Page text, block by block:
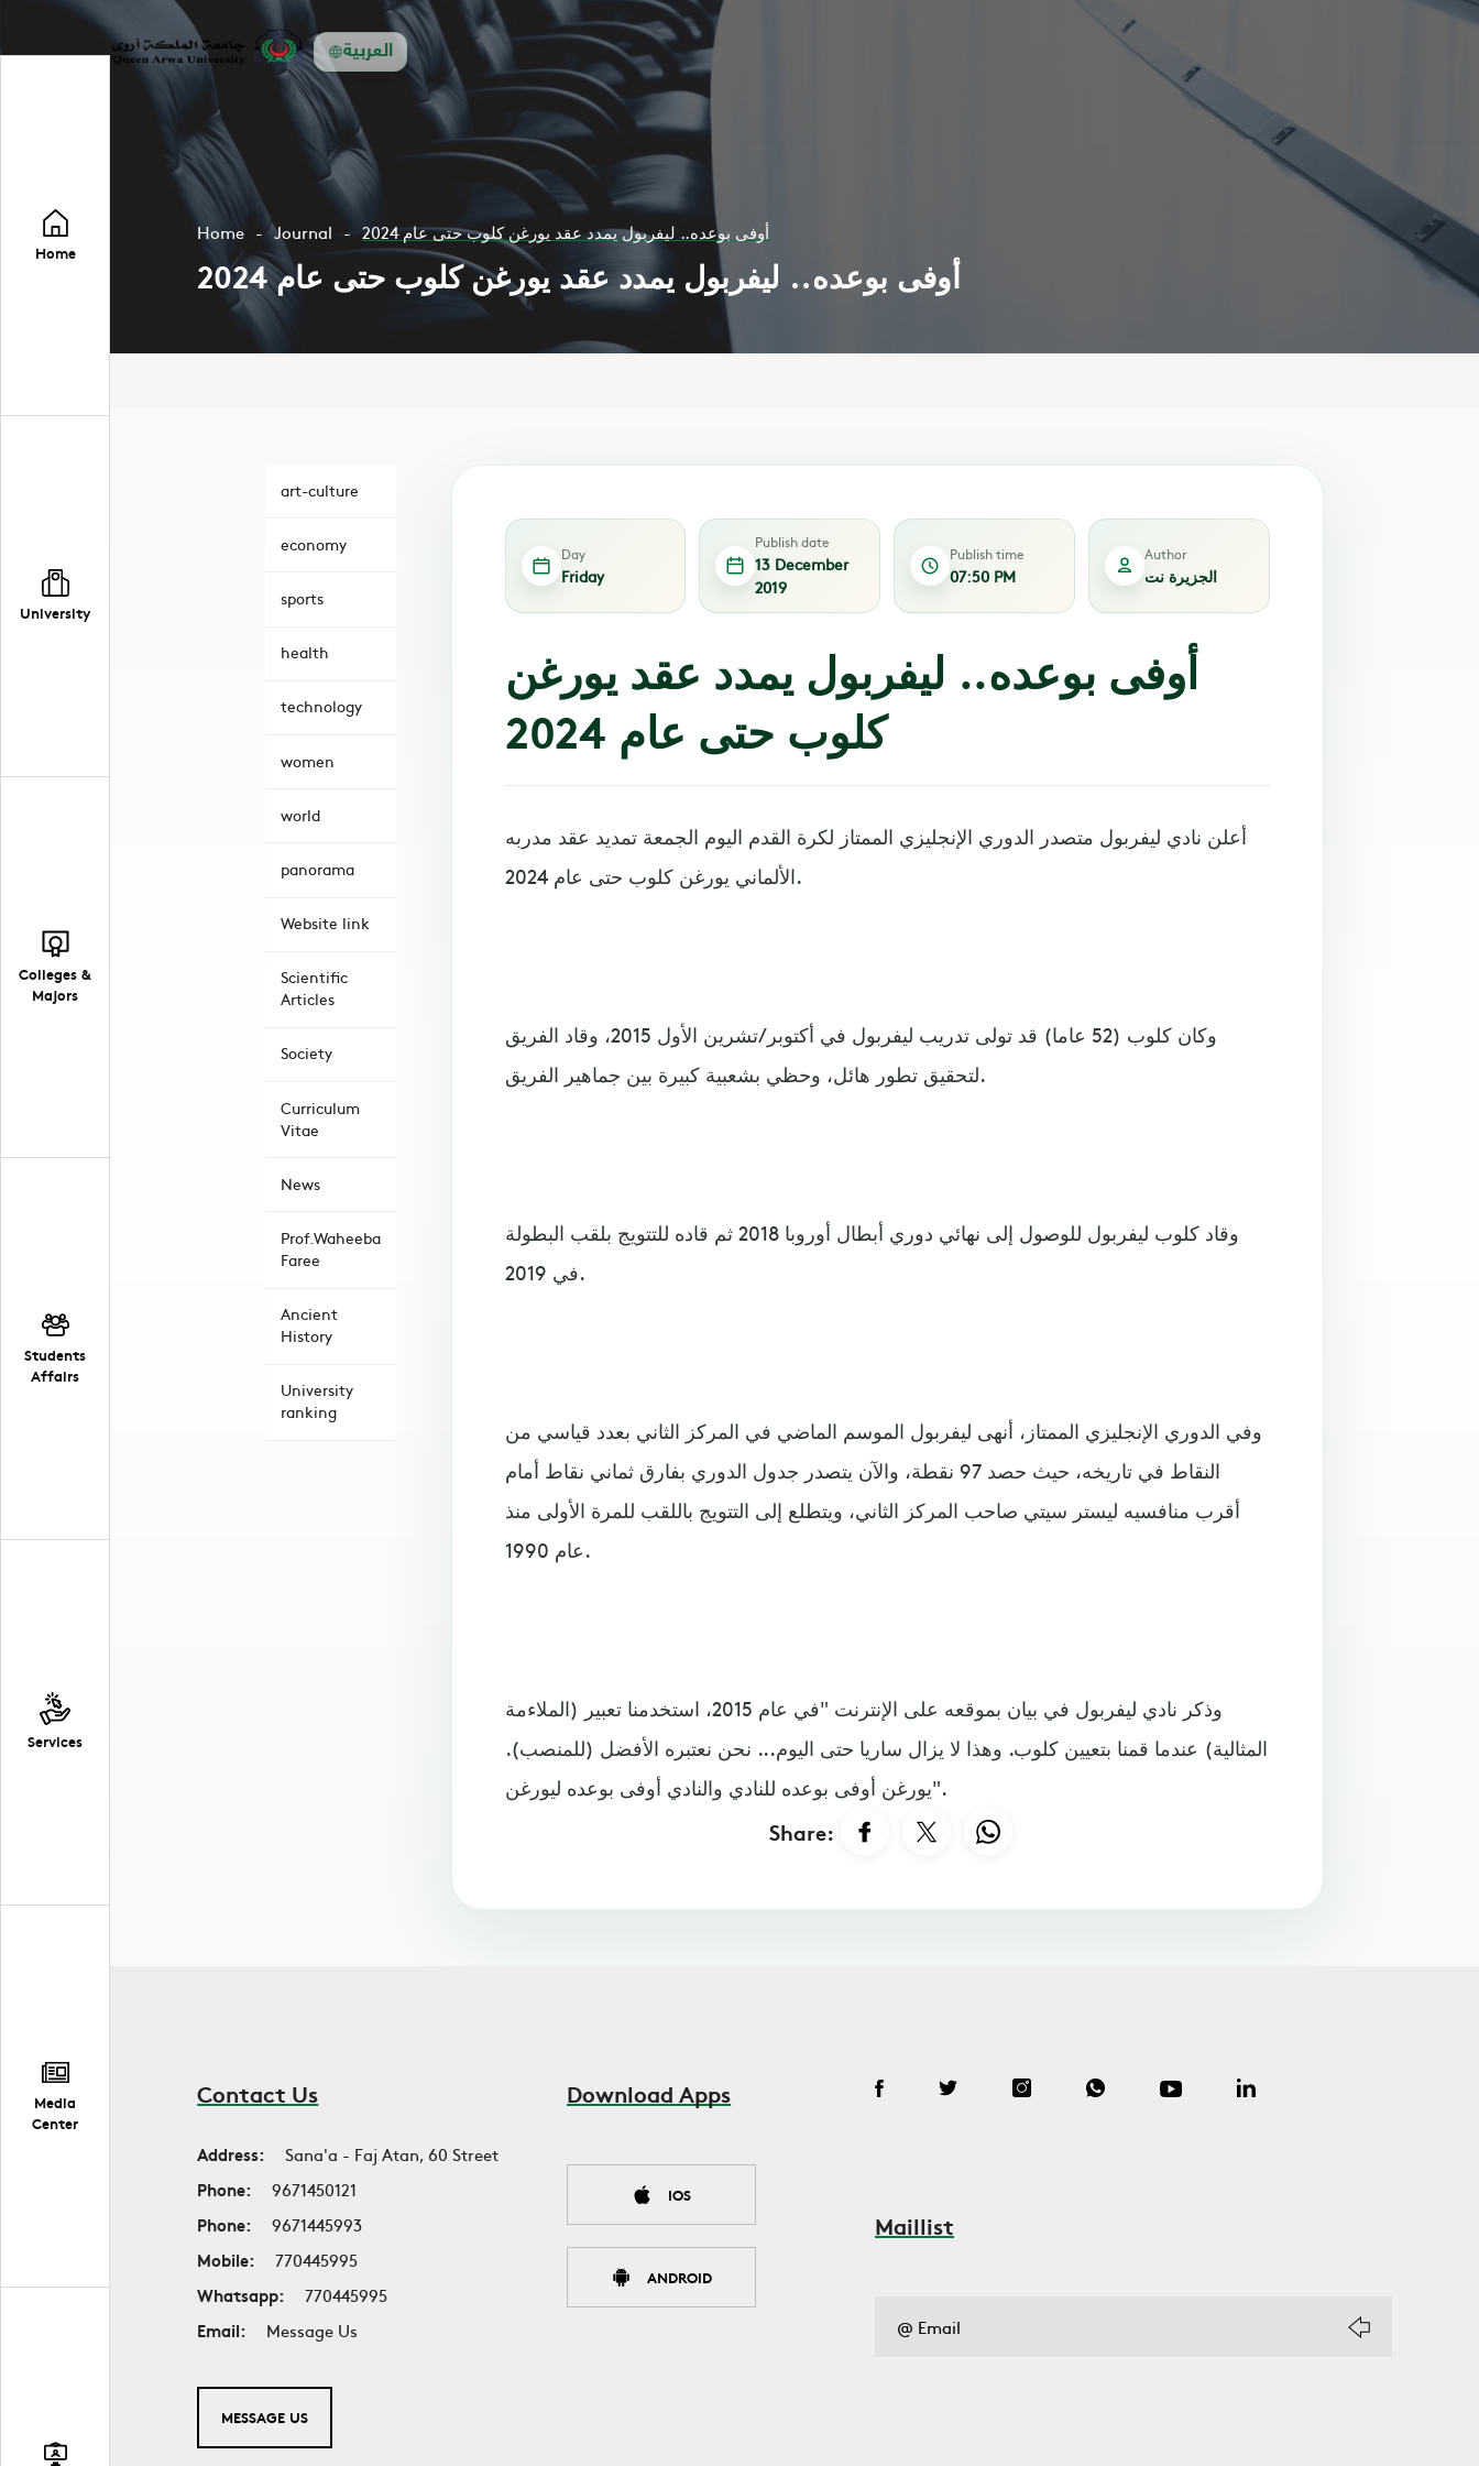
العربية
Home
University
Colleges &
Majors
Students
Affairs
Services
Media
Center
Home Journal أوفى بوعده.. ليفربول يمدد عقد يورغن كلوب حتى عام 2024
أوفى بوعده.. ليفربول يمدد عقد يورغن كلوب حتى عام 2024
art-culture
economy
sports
health
technology
women
world
panorama
Website link
Scientific
Articles
Society
Curriculum
Vitae
News
Prof.Waheeba
Faree
Ancient
History
University
ranking
Day
Friday
Publish date
13 December
2019
Publish time
07:50 PM
Author
الجزيرة نت
أوفى بوعده.. ليفربول يمدد عقد يورغن
كلوب حتى عام 2024
أعلن نادي ليفربول متصدر الدوري الإنجليزي الممتاز لكرة القدم اليوم الجمعة تمديد عقد مدربه
الألماني يورغن كلوب حتى عام 2024.
وكان كلوب (52 عاما) قد تولى تدريب ليفربول في أكتوبر/تشرين الأول 2015، وقاد الفريق
لتحقيق تطور هائل، وحظي بشعبية كبيرة بين جماهير الفريق.
وقاد كلوب ليفربول للوصول إلى نهائي دوري أبطال أوروبا 2018 ثم قاده للتتويج بلقب البطولة
في 2019.
وفي الدوري الإنجليزي الممتاز، أنهى ليفربول الموسم الماضي في المركز الثاني بعدد قياسي من
النقاط في تاريخه، حيث حصد 97 نقطة، والآن يتصدر جدول الدوري بفارق ثماني نقاط أمام
أقرب منافسيه ليستر سيتي صاحب المركز الثاني، ويتطلع إلى التتويج باللقب للمرة الأولى منذ
عام 1990.
وذكر نادي ليفربول في بيان بموقعه على الإنترنت "في عام 2015، استخدمنا تعبير (الملاءمة
المثالية) عندما قمنا بتعيين كلوب. وهذا لا يزال ساريا حتى اليوم... نحن نعتبره الأفضل (للمنصب).
يورغن أوفى بوعده للنادي والنادي أوفى بوعده ليورغن".
Share:
Contact Us
Address:
Sana'a - Faj Atan, 60 Street
Phone:
9671450121
Phone:
9671445993
Mobile:
770445995
Whatsapp:
770445995
Email:
Message Us
MESSAGE US
Download Apps
IOS
ANDROID
Maillist